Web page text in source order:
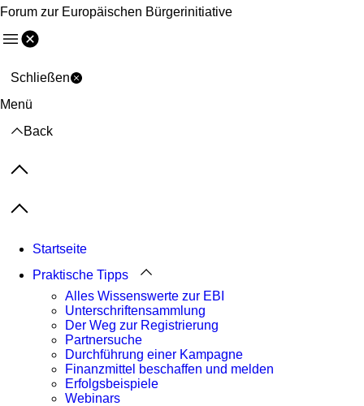
Forum zur Europäischen Bürgerinitiative
Menü
Schließen
Menü
Back
Previous items
Next items
Startseite
Praktische Tipps
Alles Wissenswerte zur EBI
Unterschriftensammlung
Der Weg zur Registrierung
Partnersuche
Durchführung einer Kampagne
Finanzmittel beschaffen und melden
Erfolgsbeispiele
Webinars